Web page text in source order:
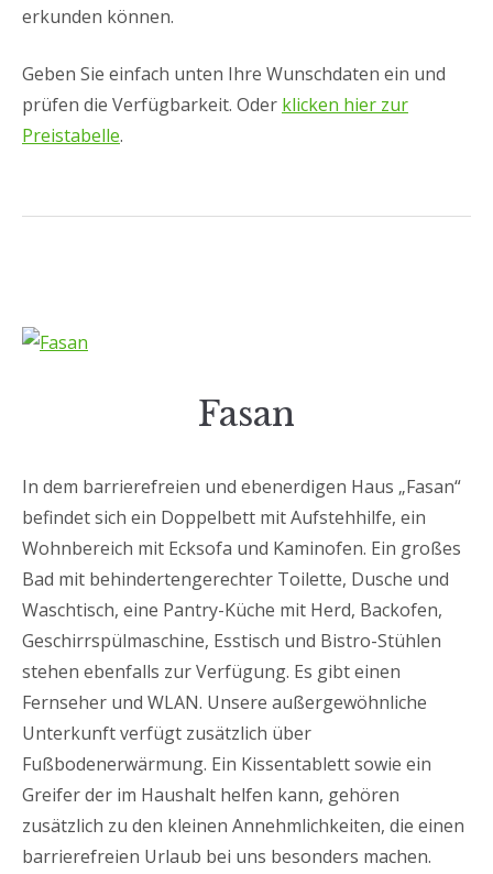
erkunden können.
Geben Sie einfach unten Ihre Wunschdaten ein und
prüfen die Verfügbarkeit. Oder klicken hier zur
Preistabelle.
Fasan
In dem barrierefreien und ebenerdigen Haus „Fasan“
befindet sich ein Doppelbett mit Aufstehhilfe, ein
Wohnbereich mit Ecksofa und Kaminofen. Ein großes
Bad mit behindertengerechter Toilette, Dusche und
Waschtisch, eine Pantry-Küche mit Herd, Backofen,
Geschirrspülmaschine, Esstisch und Bistro-Stühlen
stehen ebenfalls zur Verfügung. Es gibt einen
Fernseher und WLAN. Unsere außergewöhnliche
Unterkunft verfügt zusätzlich über
Fußbodenerwärmung. Ein Kissentablett sowie ein
Greifer der im Haushalt helfen kann, gehören
zusätzlich zu den kleinen Annehmlichkeiten, die einen
barrierefreien Urlaub bei uns besonders machen.